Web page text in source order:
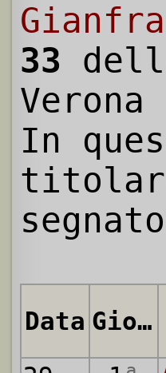
33
In
segnato
Data Giornata